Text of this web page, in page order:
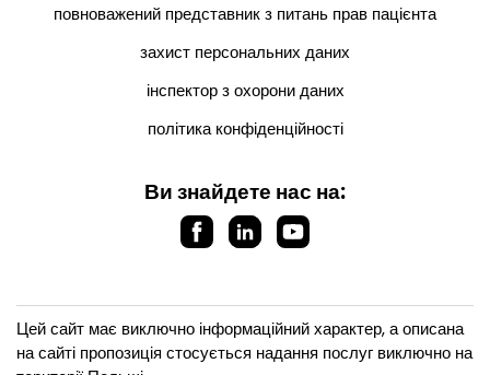
повноважений представник з питань прав пацієнта
захист персональних даних
інспектор з охорони даних
політика конфіденційності
Ви знайдете нас на:
Цей сайт має виключно інформаційний характер, а описана
на сайті пропозиція стосується надання послуг виключно на